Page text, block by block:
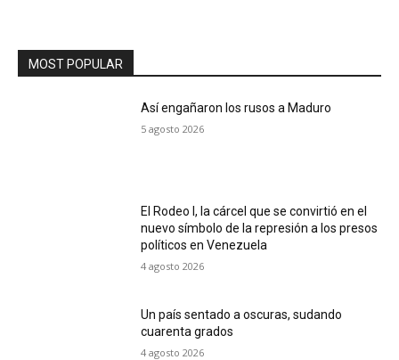
MOST POPULAR
Así engañaron los rusos a Maduro
5 agosto 2026
El Rodeo I, la cárcel que se convirtió en el
nuevo símbolo de la represión a los presos
políticos en Venezuela
4 agosto 2026
Un país sentado a oscuras, sudando
cuarenta grados
4 agosto 2026